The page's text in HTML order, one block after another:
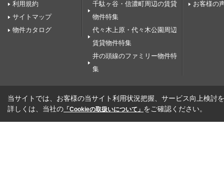
利用規約
サイトマップ
物件カタログ
千駄ヶ谷・信濃町周辺の賃貸
物件特集
代々木上原・代々木公園周辺
賃貸物件特集
井の頭線のファミリー物件特
集
お客様の
当サイトでは、お客様の当サイト利用状況把握、サービス向上検討
詳しくは、当社の 「Cookieの取扱いについて」 をご確認ください。